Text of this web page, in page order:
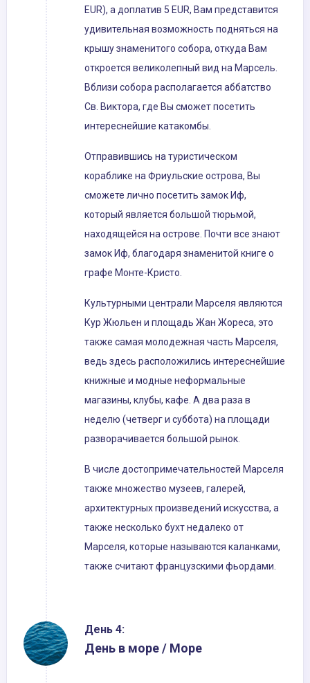
EUR), а доплатив 5 EUR, Вам представится
удивительная возможность подняться на
крышу знаменитого собора, откуда Вам
откроется великолепный вид на Марсель.
Вблизи собора располагается аббатство
Св. Виктора, где Вы сможет посетить
интереснейшие катакомбы.
Отправившись на туристическом
кораблике на Фриульские острова, Вы
сможете лично посетить замок Иф,
который является большой тюрьмой,
находящейся на острове. Почти все знают
замок Иф, благодаря знаменитой книге о
графе Монте-Кристо.
Культурными централи Марселя являются
Кур Жюльен и площадь Жан Жореса, это
также самая молодежная часть Марселя,
ведь здесь расположились интереснейшие
книжные и модные неформальные
магазины, клубы, кафе. А два раза в
неделю (четверг и суббота) на площади
разворачивается большой рынок.
В числе достопримечательностей Марселя
также множество музеев, галерей,
архитектурных произведений искусства, а
также несколько бухт недалеко от
Марселя, которые называются каланками,
также считают французскими фьордами.
День 4:
День в море / Море